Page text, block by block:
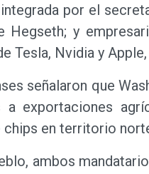
por el
Hegseth; y
Tesla, Nvidia y
señalaron que
exportaciones
en territorio
ambos